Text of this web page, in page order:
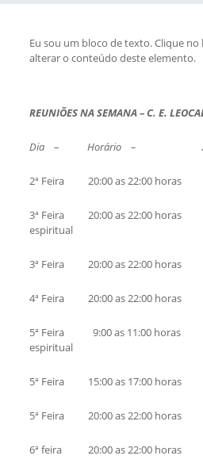
Eu sou um bloco de texto. Clique
alterar o conteúdo deste elemento.
REUNIÕES NA SEMANA – C. E.
Dia – Horário –
2ª Feira 20:00 as 22:00 horas
3ª Feira 20:00 as 22:00 horas
espiritual
3ª Feira 20:00 as 22:00 horas
4ª Feira 20:00 as 22:00 horas
5ª Feira 9:00 as 11:00 horas
espiritual
5ª Feira 15:00 as 17:00 horas
5ª Feira 20:00 as 22:00 horas
6ª feira 20:00 as 22:00 horas